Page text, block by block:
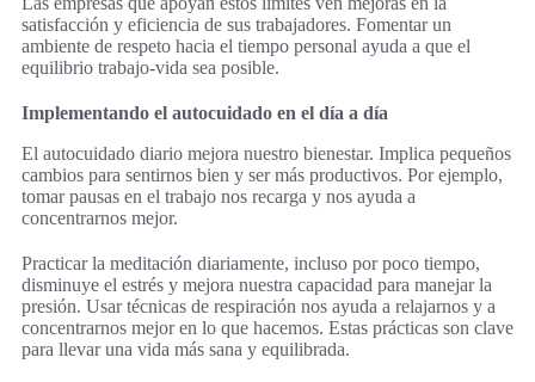
satisfacción y eficiencia de sus trabajadores. Fomentar un
ambiente de respeto hacia el tiempo personal ayuda a que el
equilibrio trabajo-vida sea posible.
Implementando el autocuidado en el día a día
El autocuidado diario mejora nuestro bienestar. Implica pequeños
cambios para sentirnos bien y ser más productivos. Por ejemplo,
tomar pausas en el trabajo nos recarga y nos ayuda a
concentrarnos mejor.
Practicar la meditación diariamente, incluso por poco tiempo,
disminuye el estrés y mejora nuestra capacidad para manejar la
presión. Usar técnicas de respiración nos ayuda a relajarnos y a
concentrarnos mejor en lo que hacemos. Estas prácticas son clave
para llevar una vida más sana y equilibrada.